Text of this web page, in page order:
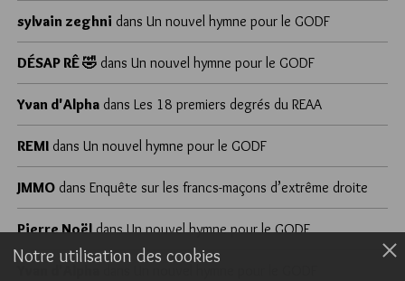
sylvain zeghni dans Un nouvel hymne pour le GODF
DÉSAP RÊ 🤣 dans Un nouvel hymne pour le GODF
Yvan d'Alpha dans Les 18 premiers degrés du REAA
REMI dans Un nouvel hymne pour le GODF
JMMO dans Enquête sur les francs-maçons d’extrême droite
Pierre NoëldansUn nouvel hymne pour le GODF
Notre utilisation des cookies